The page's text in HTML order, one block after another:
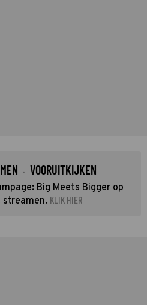
· VOORUITKIJKEN
Big Meets Bigger op
KLIK HIER